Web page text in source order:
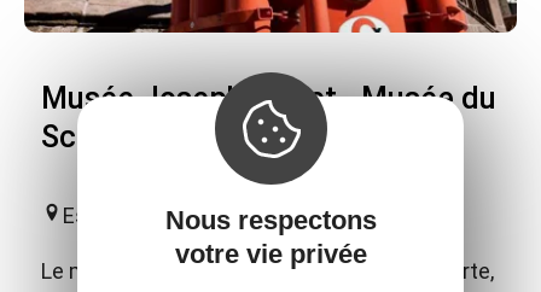
Musée Joseph Vaylet - Musée du
Scaphandre
Espalion
Le musée vous invite à une double découverte,
Nous respectons
votre vie privée